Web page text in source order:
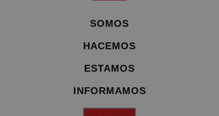
SOMOS
HACEMOS
ESTAMOS
INFORMAMOS